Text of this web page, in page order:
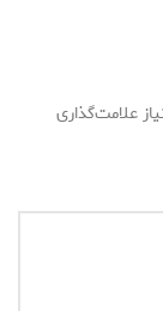
علامت‌گذاری